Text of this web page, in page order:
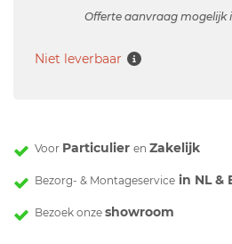
Offerte aanvraag mogelijk
Niet leverbaar
Voor Particulier en Zakelijk
Bezorg- & Montageservice in NL &
Bezoek onze showroom